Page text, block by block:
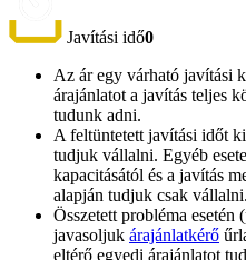
Javítási idő0
Az ár egy várható javítási
árajánlatot a javítás teljes
tudunk adni.
A feltüntetett javítási időt
tudjuk vállalni. Egyéb
kapacitásától és a javítás
alapján tudjuk csak vállalni.
Összetett probléma esetén
javasoljuk árajánlatkérő
eltérő egyedi árajánlatot